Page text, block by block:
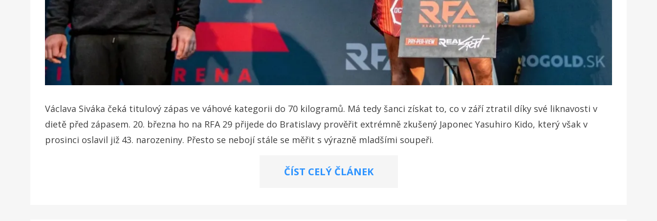
Václava Siváka čeká titulový zápas ve váhové kategorii do 70 kilogramů. Má tedy šanci získat to, co v září ztratil díky své liknavosti v
dietě před zápasem. 20. března ho na RFA 29 přijede do Bratislavy prověřit extrémně zkušený Japonec Yasuhiro Kido, který však v
prosinci oslavil již 43. narozeniny. Přesto se nebojí stále se měřit s výrazně mladšími soupeři.
ČÍST CELÝ ČLÁNEK